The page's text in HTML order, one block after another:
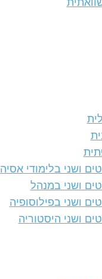
ושני בלימודי אסיה
ושני במנהל
ושני בפילוסופיה
ושני היסטוריה